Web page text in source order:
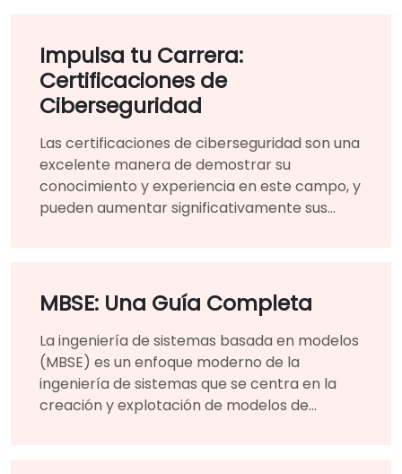
Impulsa tu Carrera:
Certificaciones de
Ciberseguridad
Las certificaciones de ciberseguridad son una
excelente manera de demostrar su
conocimiento y experiencia en este campo, y
pueden aumentar significativamente sus
MBSE: Una Guía Completa
La ingeniería de sistemas basada en modelos
(MBSE) es un enfoque moderno de la
ingeniería de sistemas que se centra en la
creación y explotación de modelos de